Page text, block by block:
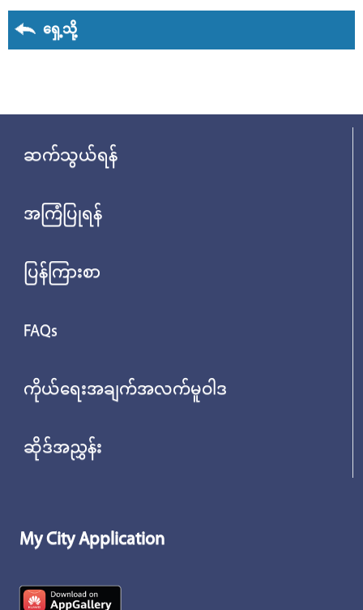
ရှေ့သို့
ဆက်သွယ်ရန်
အကြံပြုရန်
ပြန်ကြားစာ
FAQs
ကိုယ်ရေးအချက်အလက်မူဝါဒ
ဆိုဒ်အညွှန်း
My City Application